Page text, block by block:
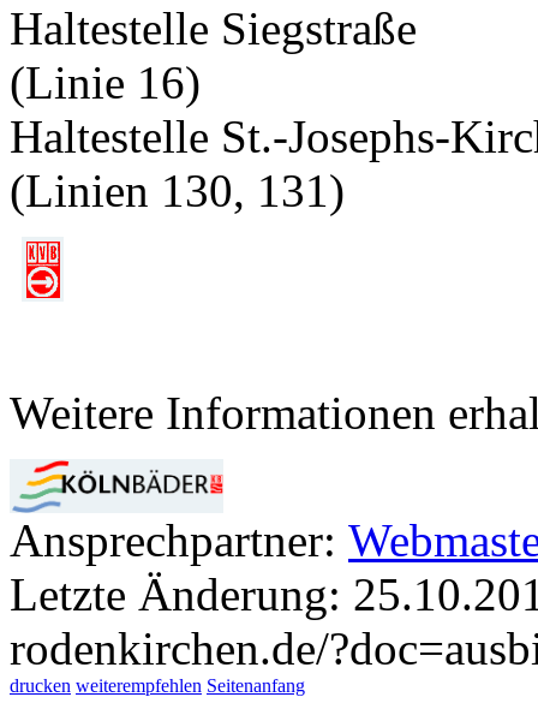
Haltestelle Siegstraße
(Linie 16)
Haltestelle St.-Josephs-
(Linien 130, 131)
Weitere Informationen
Ansprechpartner:
Letzte Änderung:
rodenkirchen.de/
drucken weiterempfehlen Seitenanfang